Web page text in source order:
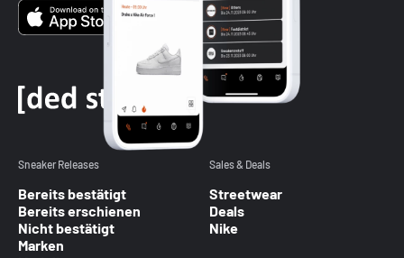
Sneaker Releases
Bereits bestätigt
Bereits erschienen
Nicht bestätigt
Marken
Sales & Deals
Streetwear
Deals
Nike